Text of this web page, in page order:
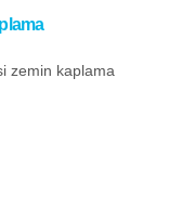
zemin kaplama